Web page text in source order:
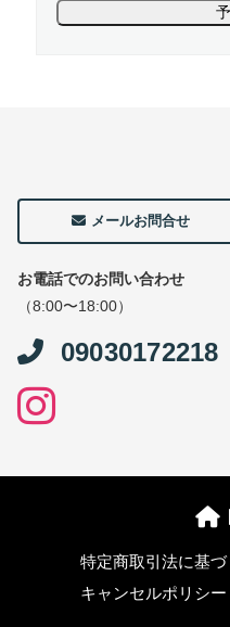
メールお問合せ
お電話でのお問い合わせ
（8:00〜18:00）
09030172218
特定商取引法に基づ
キャンセルポリシー